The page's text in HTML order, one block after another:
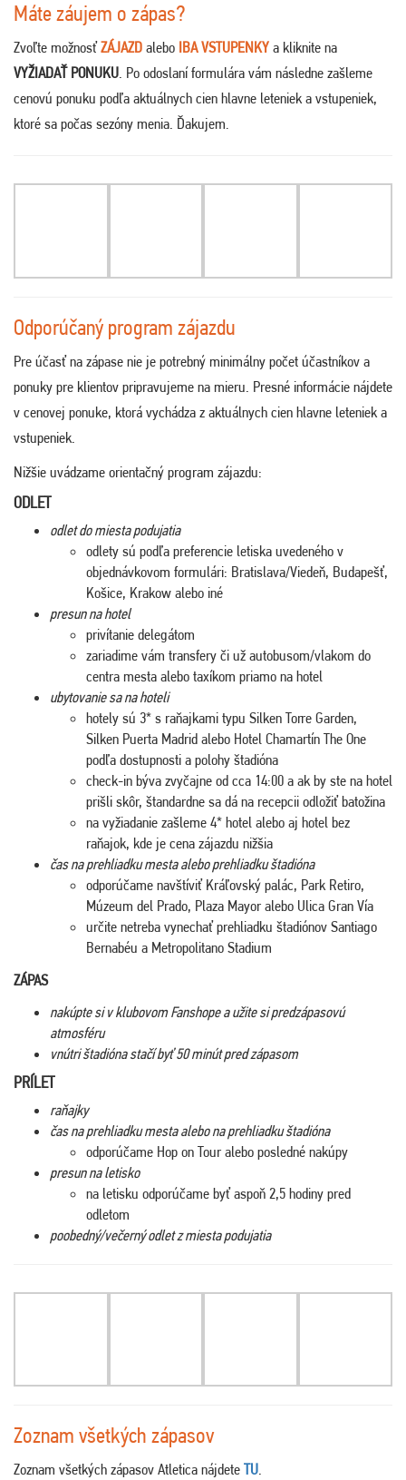
Máte záujem o zápas?
Zvoľte možnosťZÁJAZD alebo IBA VSTUPENKY a kliknite na
VYŽIADAŤ PONUKU. Po odoslaní formulára vám následne zašleme
cenovú ponuku podľa aktuálnych cien hlavne leteniek a vstupeniek,
ktoré sa počas sezóny menia. Ďakujem.
Odporúčaný program zájazdu
Pre účasť na zápase nie je potrebný minimálny počet účastníkov a
ponuky pre klientov pripravujeme na mieru. Presné informácie nájdete
v cenovej ponuke, ktorá vychádza z aktuálnych cien hlavne leteniek a
vstupeniek.
Nižšie uvádzame orientačný program zájazdu:
ODLET
odlet do miesta podujatia
odlety sú podľa preferencie letiska uvedeného v
objednávkovom formulári: Bratislava/Viedeň, Budapešť,
Košice, Krakow alebo iné
presun na hotel
privítanie delegátom
zariadime vám transfery či už autobusom/vlakom do
centra mesta alebo taxíkom priamo na hotel
ubytovanie sa na hoteli
hotely sú 3* s raňajkami typu Silken Torre Garden,
Silken Puerta Madrid alebo Hotel Chamartín The One
podľa dostupnosti a polohy štadióna
check-in býva zvyčajne od cca 14:00 a ak by ste na hotel
prišli skôr, štandardne sa dá na recepcii odložiť batožina
na vyžiadanie zašleme 4* hotel alebo aj hotel bez
raňajok, kde je cena zájazdu nižšia
čas na prehliadku mesta alebo prehliadku štadióna
odporúčame navštíviť Kráľovský palác, Park Retiro,
Múzeum del Prado, Plaza Mayor alebo Ulica Gran Vía
určite netreba vynechať prehliadku štadiónov Santiago
Bernabéu a Metropolitano Stadium
ZÁPAS
nakúpte si v klubovom Fanshope a užite si predzápasovú
atmosféru
vnútri štadióna stačí byť 50 minút pred zápasom
PRÍLET
raňajky
čas na prehliadku mesta alebo na prehliadku štadióna
odporúčame Hop on Tour alebo posledné nakúpy
presun na letisko
na letisku odporúčame byť aspoň 2,5 hodiny pred
odletom
poobedný/večerný odlet z miesta podujatia
Zoznam všetkých zápasov
Zoznam všetkých zápasov Atletica nájdete TU.